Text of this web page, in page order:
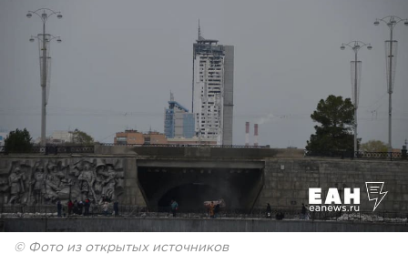
© Фото из открытых источников